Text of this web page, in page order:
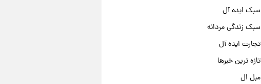
سبک ایده آل
سبک زندگی مردانه
تجارت ایده آل
تازه ترین خبرها
مبل ال